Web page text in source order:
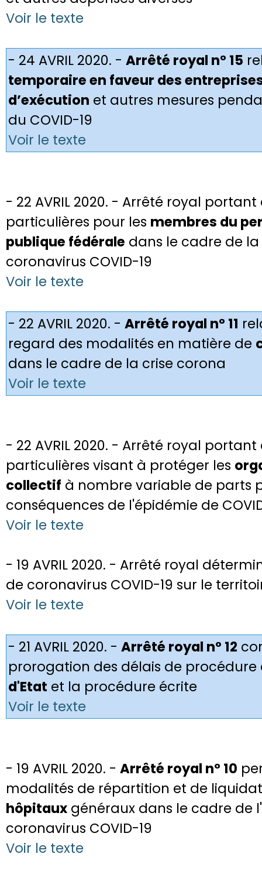
Voir le texte
- 24 AVRIL 2020. - Arrêté royal n° 15
temporaire en faveur des
d’exécution et autres mesures
du COVID-19
Voir le texte
- 22 AVRIL 2020. - Arrêté royal
particulières pour les membres du
publique fédérale dans le cadre de
coronavirus COVID-19
Voir le texte
- 22 AVRIL 2020. - Arrêté royal n° 11
regard des modalités en matière de
dans le cadre de la crise corona
Voir le texte
- 22 AVRIL 2020. - Arrêté royal
particulières visant à protéger les
collectif à nombre variable de parts
conséquences de l'épidémie de
Voir le texte
- 19 AVRIL 2020. - Arrêté royal
de coronavirus COVID-19 sur le
Voir le texte
- 21 AVRIL 2020. - Arrêté royal n° 12
prorogation des délais de
d'Etat et la procédure écrite
Voir le texte
- 19 AVRIL 2020. - Arrêté royal n° 10
modalités de répartition et de
hôpitaux généraux dans le cadre de
coronavirus COVID-19
Voir le texte